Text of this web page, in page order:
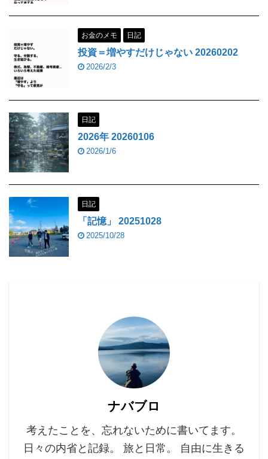
お金のメモ 日記
投資＝増やすだけじゃない 20260202
2026/2/3
日記
2026年 20260106
2026/1/6
日記
「記憶」 20251028
2025/10/28
ナバブロ
考えたことを、忘れないために書いてます。
日々の内省と記録。 旅と日常。 自由に生きる